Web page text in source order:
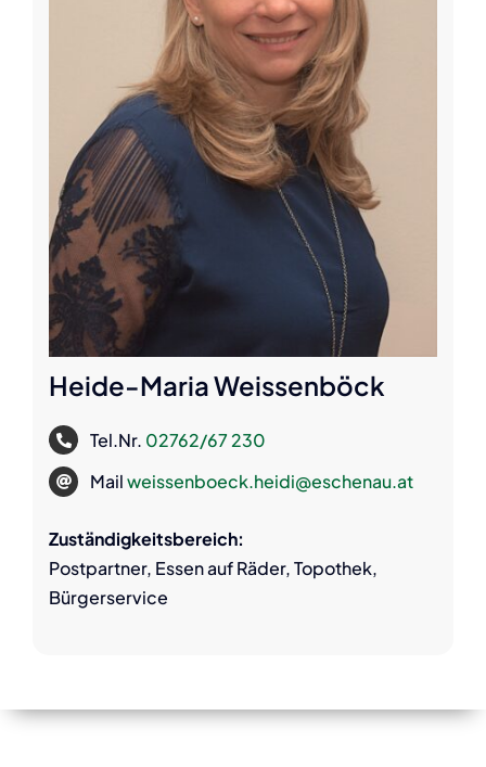
Heide-Maria Weissenböck
Tel.Nr. 02762/67 230
Mailweissenboeck.heidi@eschenau.at
Zuständigkeitsbereich:
Postpartner, Essen auf Räder, Topothek,
Bürgerservice